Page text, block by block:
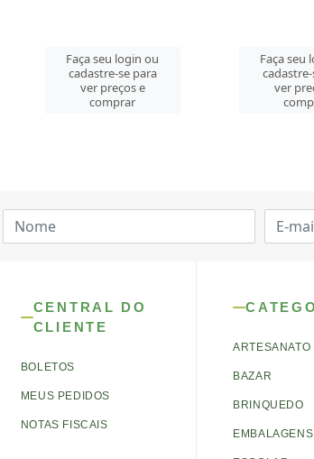
Faça seu login ou
cadastre-se para
ver preços e
comprar
Faça seu
ver
CENTRAL DO
CLIENTE
BOLETOS
MEUS PEDIDOS
NOTAS FISCAIS
ARTESANATO
BAZAR
BRINQUEDO